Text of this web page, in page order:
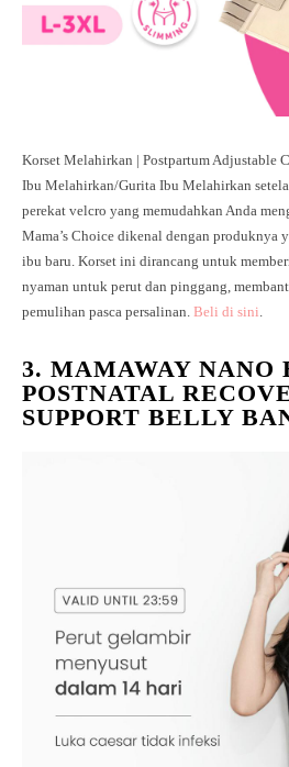
Korset Melahirkan | Postpartum Adjustable
Ibu Melahirkan/Gurita Ibu Melahirkan
perekat velcro yang memudahkan Anda
Mama’s Choice dikenal dengan produknya
ibu baru. Korset ini dirancang untuk
nyaman untuk perut dan pinggang,
pemulihan pasca persalinan. Beli di sini.
3. MAMAWAY NANO
POSTNATAL
SUPPORT BELLY